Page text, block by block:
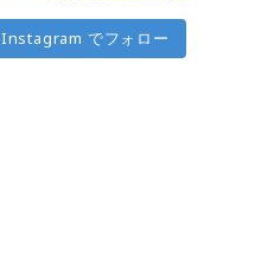
Instagram でフォロー